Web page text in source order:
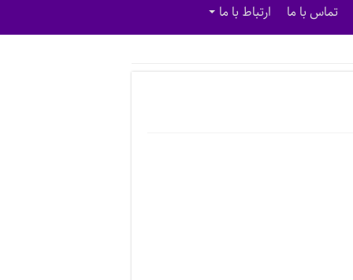
تماس با ما ارتباط با ما